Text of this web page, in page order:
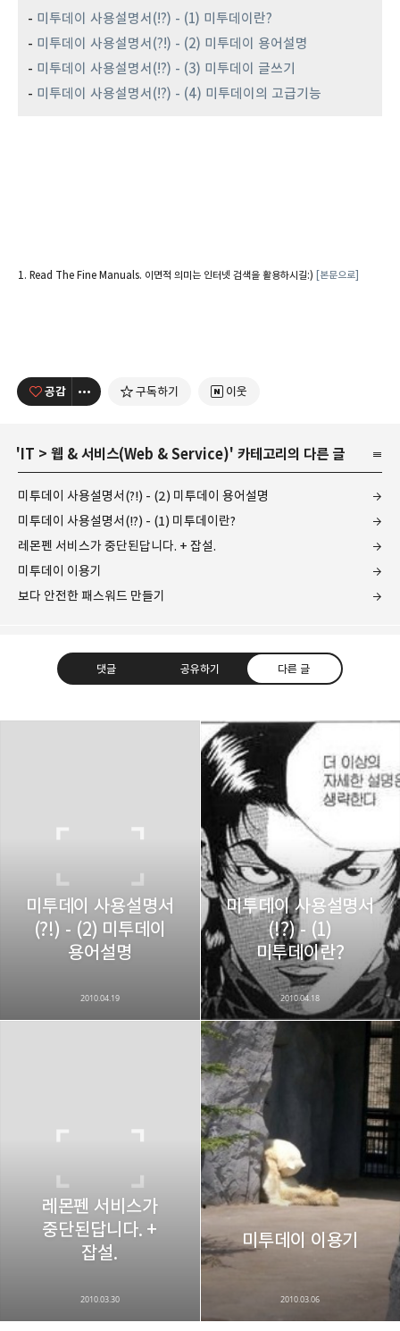
- 미투데이 사용설명서(!?) - (1) 미투데이란?
- 미투데이 사용설명서(?!) - (2) 미투데이 용어설명
- 미투데이 사용설명서(!?) - (3) 미투데이 글쓰기
- 미투데이 사용설명서(!?) - (4) 미투데이의 고급기능
Read The Fine Manuals. 이면적 의미는 인터넷 검색을 활용하시길:) [본문으로]
공감 구독하기 이웃
' IT > 웹 & 서비스(Web & Service)' 카테고리의 다른 글
미투데이 사용설명서(?!) - (2) 미투데이 용어설명
미투데이 사용설명서(!?) - (1) 미투데이란?
레몬펜 서비스가 중단된답니다. + 잡설.
미투데이 이용기
보다 안전한 패스워드 만들기
댓글 공유하기 다른 글
다방면의 깊은 관심과 얕은 이해도를 갖춘 보편적
라인
카카오스토리 밴드 네이버 블로그
미투데이 사용설명서
(?!) - (2) 미투데이
용어설명
2010.04.19
미투데이 사용설명서
(!?) - (1)
미투데이란?
2010.04.18
레몬펜 서비스가
중단된답니다. +
잡설.
2010.03.30
미투데이 이용기
2010.03.06